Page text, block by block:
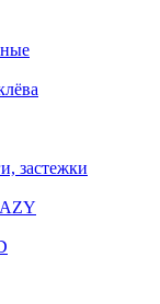
застежки